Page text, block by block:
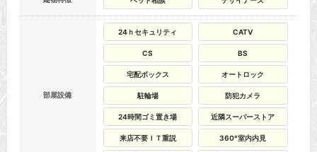
部屋設備
24ｈセキュリティ CATV
CS BS
宅配ボックス オートロック
駐輪場 防犯カメラ
24時間ゴミ置き場 近隣スーパーストア
来店不要ＩＴ重説 360°室内内見